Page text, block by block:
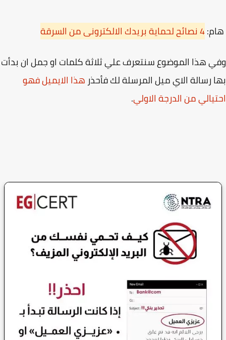
4 نصائح لحماية بريدك الالكترونى من السرقة
هذا الموضوع سنتعرف علي ثلاثة كلمات او جمل ان بدأت
رسالة الاي ميل المرسلة لك فأحذرهذا الايميل فهو
من الدرجة الاولي.